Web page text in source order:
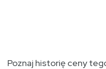
Poznaj historię ceny